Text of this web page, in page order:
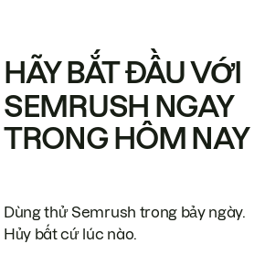
HÃY BẮT ĐẦU VỚI
SEMRUSH NGAY
TRONG HÔM NAY
Dùng thử Semrush trong bảy ngày.
Hủy bất cứ lúc nào.